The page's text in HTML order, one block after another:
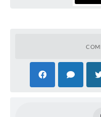
Telefones Úteis